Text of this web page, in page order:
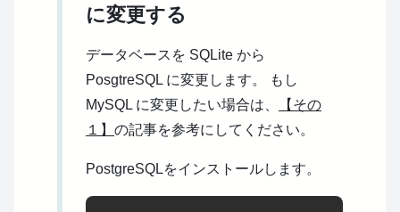
に変更する
データベースを SQLite から
PosgtreSQL に変更します。
もし
MySQL に変更したい場合は、
【その
１】 の記事を参考にしてください。
PostgreSQLをインストールします。